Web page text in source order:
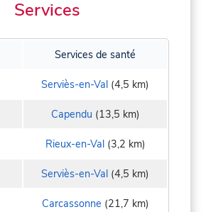
Services
Services de santé
Serviès-en-Val (4,5 km)
Capendu (13,5 km)
Rieux-en-Val(3,2 km)
Serviès-en-Val (4,5 km)
Carcassonne (21,7 km)